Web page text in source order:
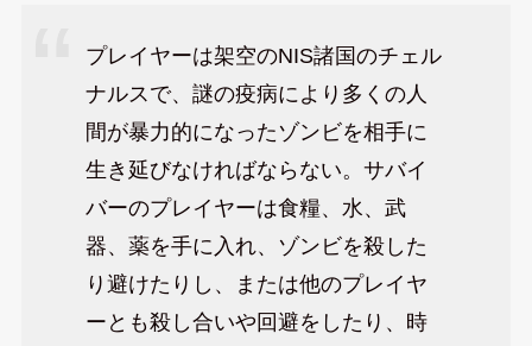
プレイヤーは架空のNIS諸国のチェル
ナルスで、謎の疫病により多くの人
間が暴力的になったゾンビを相手に
生き延びなければならない。サバイ
バーのプレイヤーは食糧、水、武
器、薬を手に入れ、ゾンビを殺した
り避けたりし、または他のプレイヤ
ーとも殺し合いや回避をしたり、時